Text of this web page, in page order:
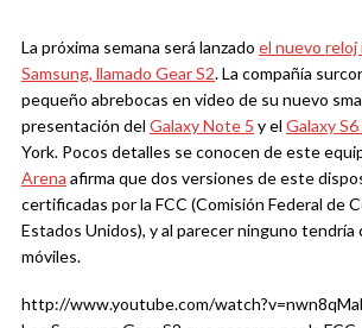
La próxima semana será lanzado el nuevo
Samsung, llamado Gear S2. La compañía
pequeño abrebocas en video de su nuevo
presentación del Galaxy Note 5 y el Galaxy
York. Pocos detalles se conocen de este
Arena afirma que dos versiones de este
certificadas por la FCC (Comisión Federal de
Estados Unidos), y al parecer ninguno tendría
móviles.
http://www.youtube.com/